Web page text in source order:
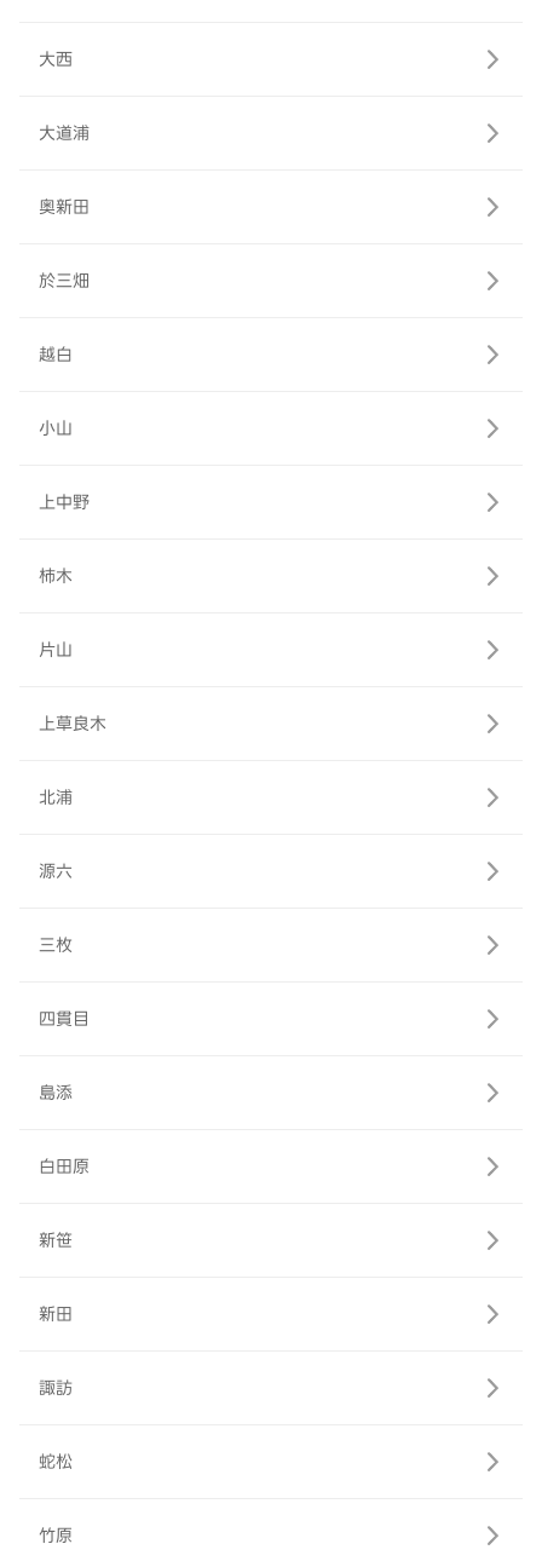
大西
大道浦
奥新田
於三畑
越白
小山
上中野
柿木
片山
上草良木
北浦
源六
三枚
四貫目
島添
白田原
新笹
新田
諏訪
蛇松
竹原